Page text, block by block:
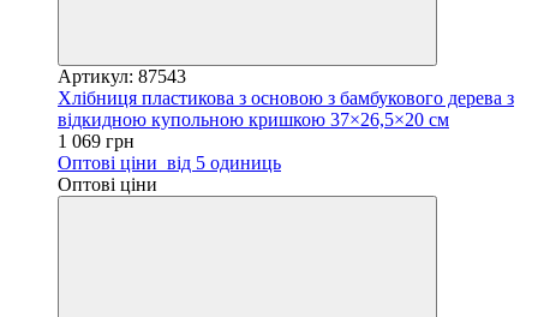
Артикул: 87543
Хлібниця пластикова з основою з бамбукового дерева з
відкидною купольною кришкою 37×26,5×20 см
1 069 грн
Оптові ціни від 5 одиниць
Оптові ціни